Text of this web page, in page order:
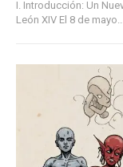
I. Introducción: Un
León XIV El 8 de mayo...